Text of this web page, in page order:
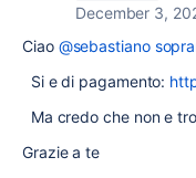
December 3,
Ciao @sebastiano
Si e di pagamento:
Ma credo che non e
Grazie a te